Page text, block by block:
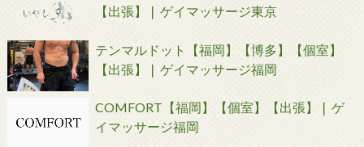
【出張】❘ ゲイマッサージ東京
テンマルドット【福岡】【博多】【個室】
【出張】❘ ゲイマッサージ福岡
COMFORT【福岡】【個室】【出張】❘ ゲ
イマッサージ福岡